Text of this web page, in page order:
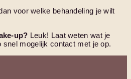
voor welke behandeling je wilt
up? Leuk! Laat weten wat je
mogelijk contact met je op.